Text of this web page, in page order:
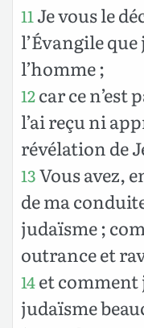
11 Je vous le
l’Évangile que
l’homme ;
12car ce n’est
l’ai reçu ni
révélation de
13Vous avez,
de ma
judaïsme ;
outrance et
14et comment
judaïsme